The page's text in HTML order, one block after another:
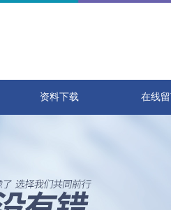
资料下载 在线